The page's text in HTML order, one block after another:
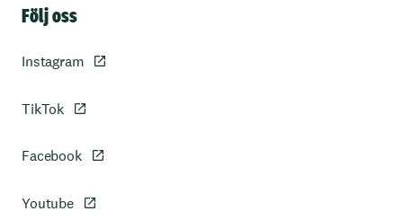
Följ oss
Instagram
TikTok
Facebook
Youtube